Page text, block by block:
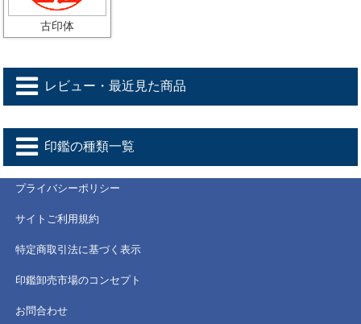
古印体
レビュー・最近見た商品
印鑑の種類一覧
プライバシーポリシー
サイトご利用規約
特定商取引法に基づく表示
印鑑卸売市場のコンセプト
お問合わせ